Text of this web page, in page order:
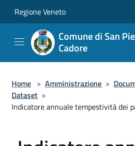
Regione Veneto
Comune di San
Cadore
Home > Amministrazione >
Dataset >
Indicatore annuale tempestività dei